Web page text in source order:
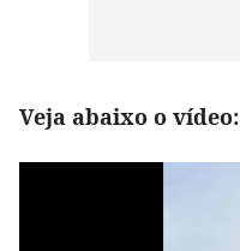
Veja abaixo o vídeo: